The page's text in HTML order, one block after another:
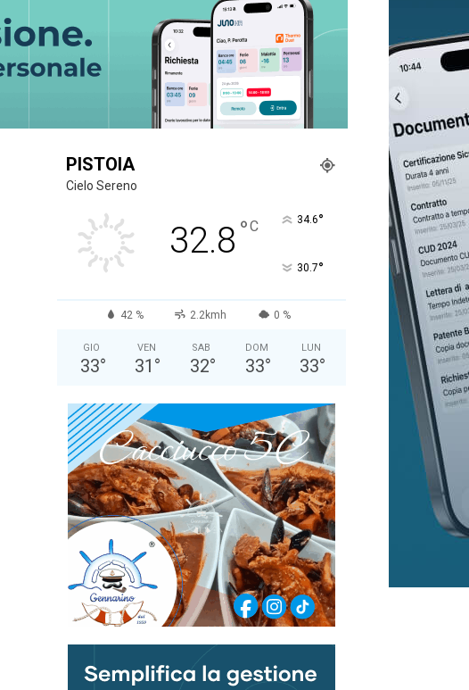
PISTOIA
Cielo Sereno
32.8 °C 34.6°
30.7°
42 % 2.2kmh 0 %
GIO
33°
VEN
31 °
SAB
32°
DOM
33°
LUN
33°